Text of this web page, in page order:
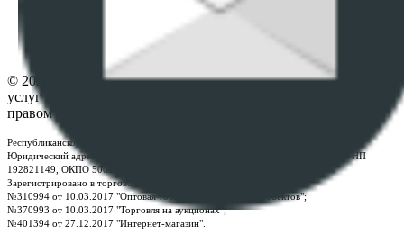
Настройки cookie-файлов
© 2026 Республиканское унитарное предприятие по оказанию
услуг "БелЮрОбеспечение" - Все права защищены авторским
правом
Республиканское унитарное предприятие по оказанию услуг "БелЮрОбеспечение"
Юридический адрес: г. Минск, пр-т. Дзержинского, 1Б, e-mail:
, УНП
192821149, ОКПО 500111895000
Зарегистрировано в торговом реестре Республики Беларусь:
№310994 от 10.03.2017 "Оптовая торговля без торговых объектов";
№370993 от 10.03.2017 "Торговля на аукционах";
№401394 от 27.12.2017 "Интернет-магазин".